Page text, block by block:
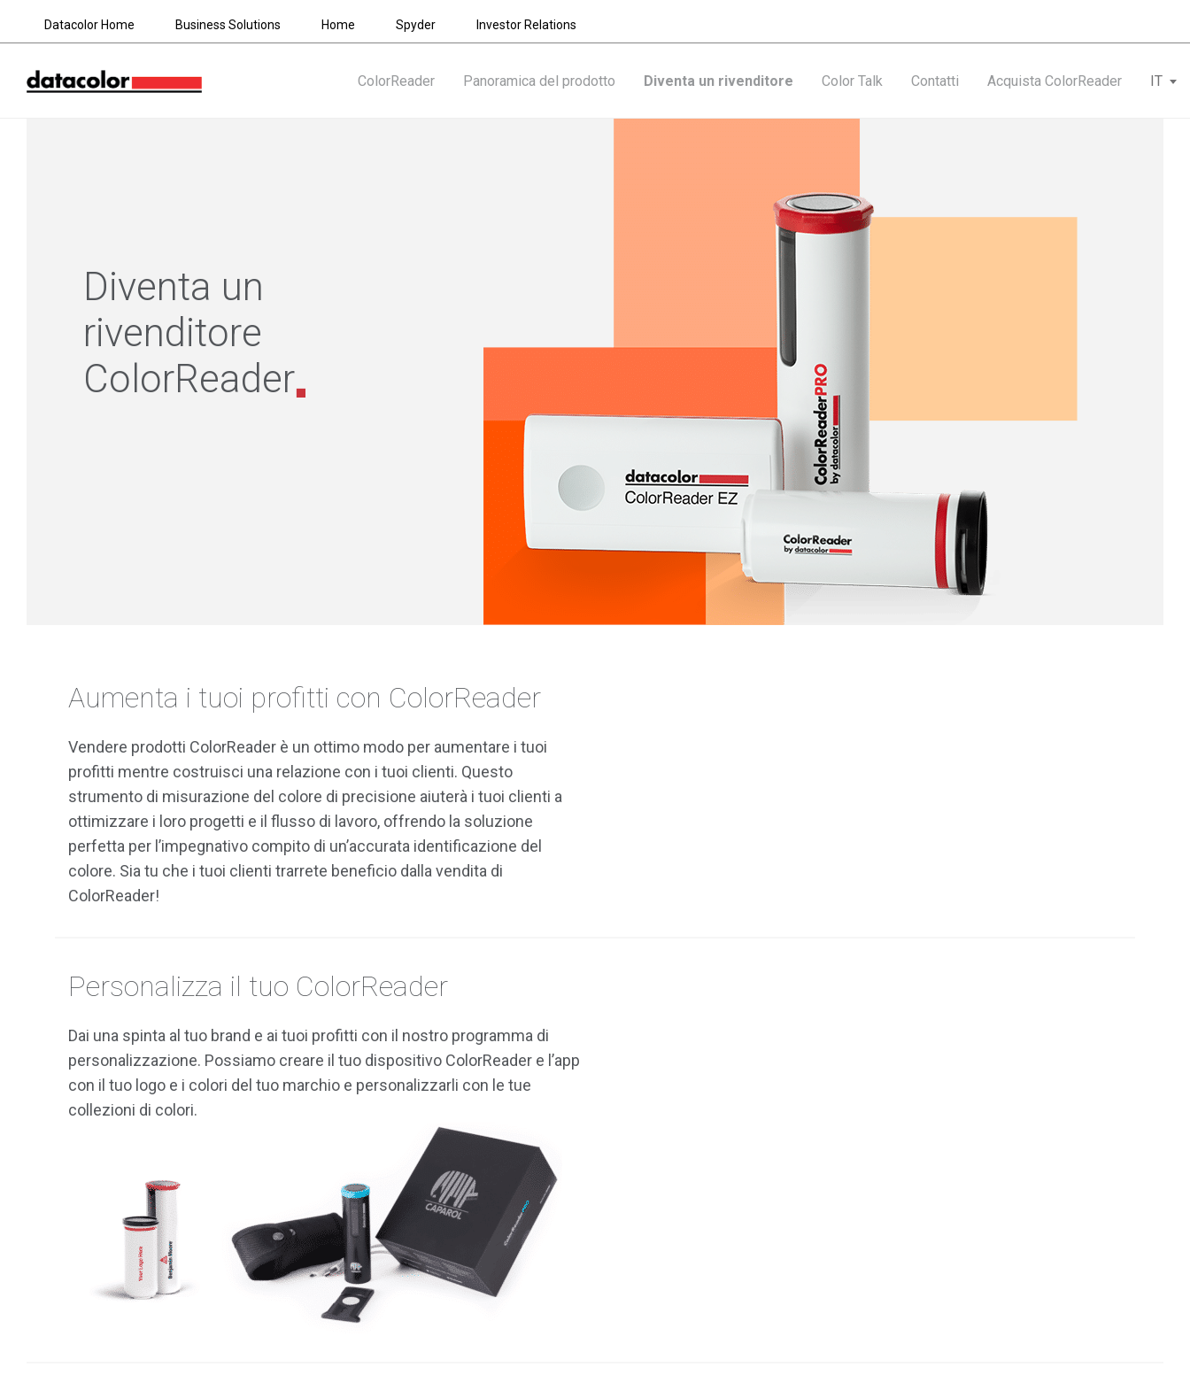
Datacolor Home Business Solutions Home Spyder Investor Relations
ColorReader Panoramica del prodotto Diventa un rivenditore Color Talk Contatti Acquista ColorReader IT
Diventa un
rivenditore
ColorReader
Aumenta i tuoi profitti con ColorReader
Vendere prodotti ColorReader è un ottimo modo per aumentare i tuoi
profitti mentre costruisci una relazione con i tuoi clienti. Questo
strumento di misurazione del colore di precisione aiuterà i tuoi clienti a
ottimizzare i loro progetti e il flusso di lavoro, offrendo la soluzione
perfetta per l’impegnativo compito di un’accurata identificazione del
colore. Sia tu che i tuoi clienti trarrete beneficio dalla vendita di
ColorReader!
Personalizza il tuo ColorReader
Dai una spinta al tuo brand e ai tuoi profitti con il nostro programma di
personalizzazione. Possiamo creare il tuo dispositivo ColorReader e l’app
con il tuo logo e i colori del tuo marchio e personalizzarli con le tue
collezioni di colori.